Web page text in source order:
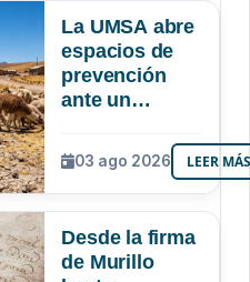
La UMSA abre
espacios de
prevención
ante un
Niño que
podría superar
a los tres
Bolivia
03 ago 2026 LEER
Desde la firma
de Murillo